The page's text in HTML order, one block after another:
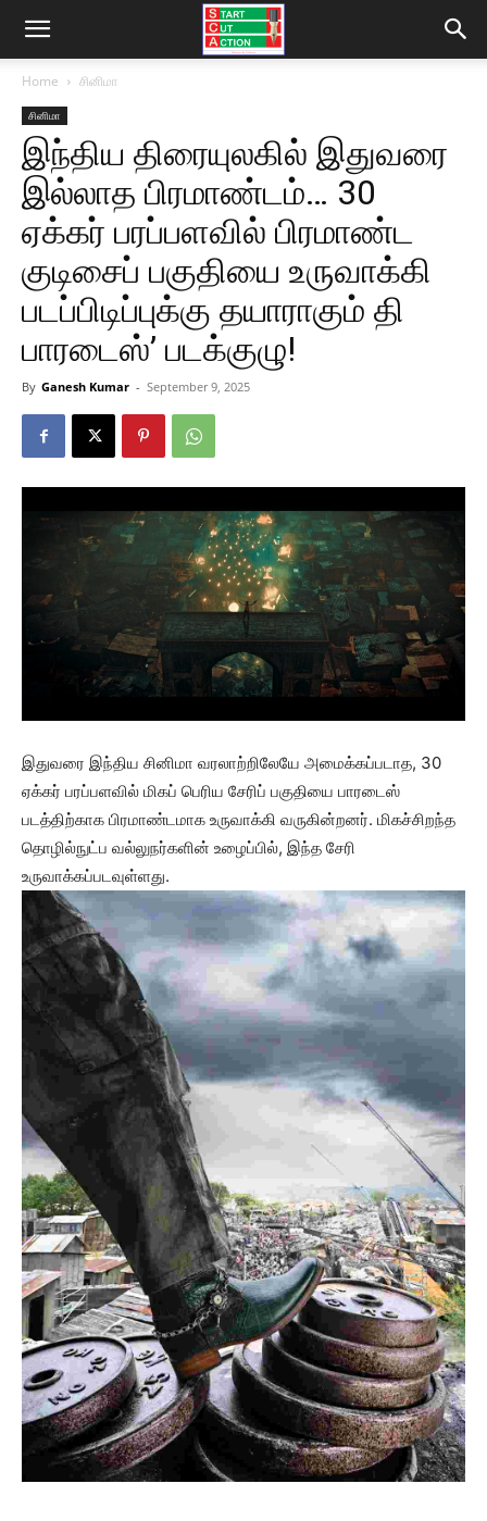
Home சினிமா
சினிமா
இந்திய திரையுலகில் இதுவரை
இல்லாத பிரமாண்டம்… 30
ஏக்கர் பரப்பளவில் பிரமாண்ட
குடிசைப் பகுதியை உருவாக்கி
படப்பிடிப்புக்கு தயாராகும் தி
பாரடைஸ்’ படக்குழு!
By Ganesh Kumar - September 9, 2025
இதுவரை இந்திய சினிமா வரலாற்றிலேயே அமைக்கப்படாத, 30
ஏக்கர் பரப்பளவில் மிகப் பெரிய சேரிப் பகுதியை பாரடைஸ்
படத்திற்காக பிரமாண்டமாக உருவாக்கி வருகின்றனர். மிகச்சிறந்த
தொழில்நுட்ப வல்லுநர்களின் உழைப்பில், இந்த சேரி
உருவாக்கப்படவுள்ளது.